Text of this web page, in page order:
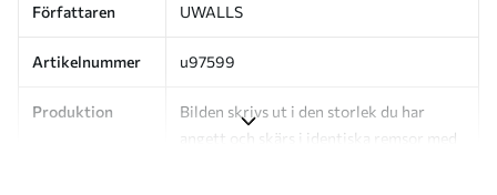
Författaren UWALLS
Artikelnummer u97599
Produktion
Bilden skrivs ut i den storlek du har
angett och skärs i identiska remsor med